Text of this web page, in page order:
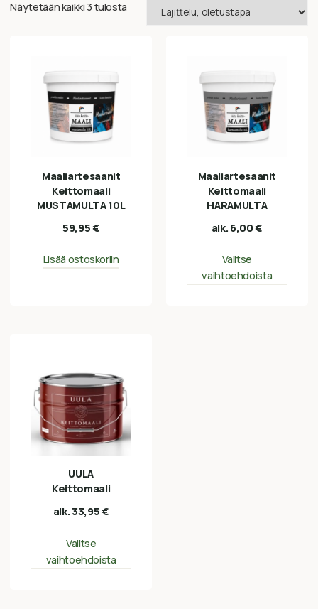
Näytetään kaikki 3 tulosta
Maaliartesaanit
Keittomaali
MUSTAMULTA 10L
59,95€
Lisää ostoskoriin
Maaliartesaanit
Keittomaali
HARAMULTA
alk. 6,00€
Valitse
vaihtoehdoista
UULA
Keittomaali
alk.33,95€
Valitse
vaihtoehdoista